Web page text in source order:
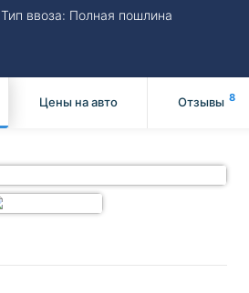
Тип ввоза: Полная пошлина
Цены на авто Отзывы 8